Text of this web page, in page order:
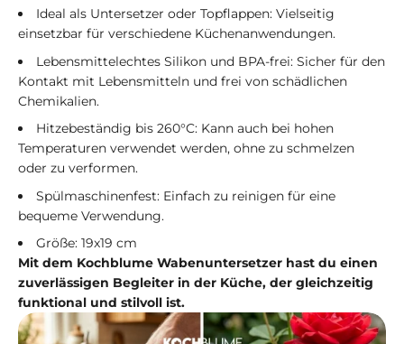
Ideal als Untersetzer oder Topflappen: Vielseitig
einsetzbar für verschiedene Küchenanwendungen.
Lebensmittelechtes Silikon und BPA-frei: Sicher für den
Kontakt mit Lebensmitteln und frei von schädlichen
Chemikalien.
Hitzebeständig bis 260°C: Kann auch bei hohen
Temperaturen verwendet werden, ohne zu schmelzen
oder zu verformen.
Spülmaschinenfest: Einfach zu reinigen für eine
bequeme Verwendung.
Größe: 19x19 cm
Mit dem Kochblume Wabenuntersetzer hast du einen
zuverlässigen Begleiter in der Küche, der gleichzeitig
funktional und stilvoll ist.